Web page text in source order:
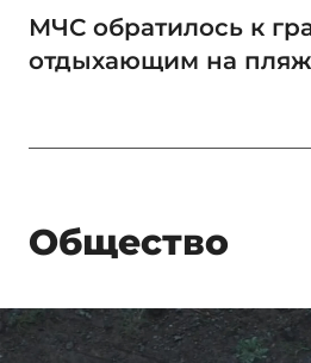
МЧС обратилось к
отдыхающим на
Общество